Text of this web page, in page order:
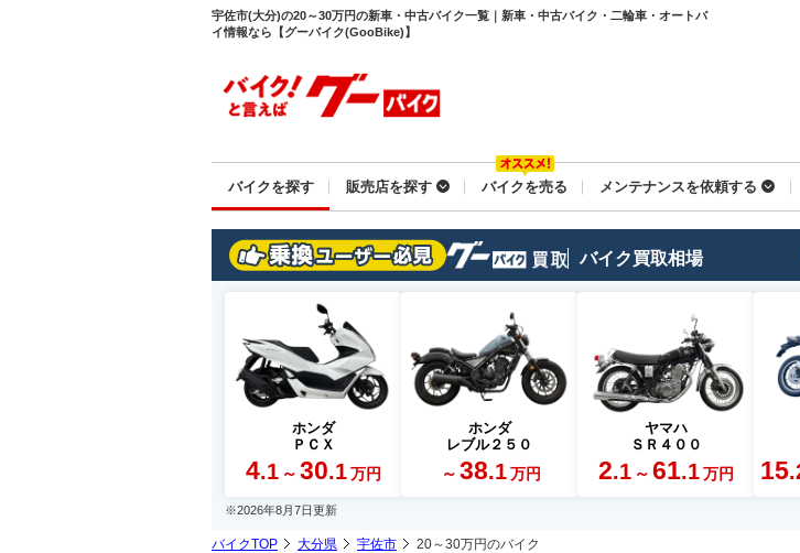
宇佐市(大分)の20～30万円の新車・中古バイク一覧｜新車・中古バイク・二輪車・オートバ
イ情報なら【グーバイク(GooBike)】
バイクを探す 販売店を探す バイクを売る メンテナンスを依頼する
バイク買取相場
ホンダ
ＰＣＸ
4.1 ～ 30.1 万円
ホンダ
レブル２５０
～ 38.1 万円
ヤマハ
ＳＲ４００
2.1 ～ 61.1 万円 15
※2026年8月7日更新
バイクTOP 大分県 宇佐市 20～30万円のバイク